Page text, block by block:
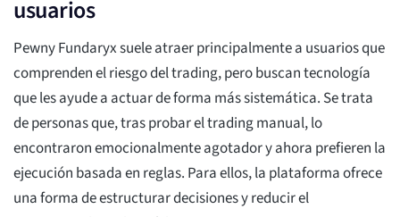
usuarios
Pewny Fundaryx suele atraer principalmente a usuarios que
comprenden el riesgo del trading, pero buscan tecnología
que les ayude a actuar de forma más sistemática. Se trata
de personas que, tras probar el trading manual, lo
encontraron emocionalmente agotador y ahora prefieren la
ejecución basada en reglas. Para ellos, la plataforma ofrece
una forma de estructurar decisiones y reducir el